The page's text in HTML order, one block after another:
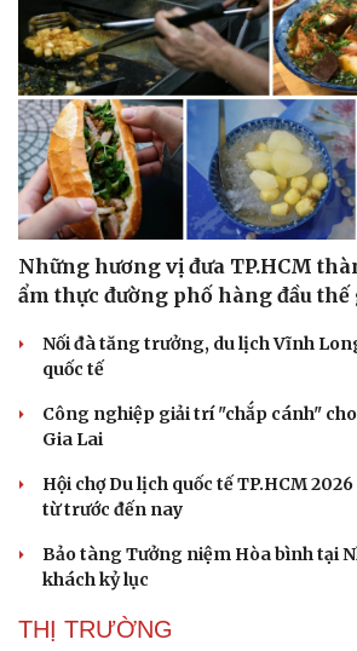
Sức khỏe
Dinh dưỡng - món ngon
Sản phụ khoa
Đời
Những hương vị đưa TP.HCM
ẩm thực đường phố hàng đầu thế
Nối đà tăng trưởng, du lịch Vĩnh
quốc tế
Công nghiệp giải trí "chắp cánh"
Gia Lai
Hội chợ Du lịch quốc tế TP.HCM
từ trước đến nay
Bảo tàng Tưởng niệm Hòa bình tại
khách kỷ lục
THỊ TRƯỜNG